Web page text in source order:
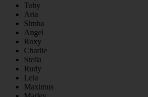
Toby
Aria
Simba
Angel
Roxy
Charlie
Stella
Rudy
Leia
Maximus